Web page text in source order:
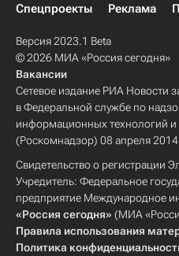
Спецпроекты
Реклама
Версия 2023.1 Beta
© 2026 МИА «Россия сегодня»
Вакансии
Сетевое издание РИА Новости
в Федеральной службе по
информационных технологий
(Роскомнадзор) 08 апреля 2014
Свидетельство о
Учредитель: Федеральное
предприятие Международное
«Россия сегодня» (МИА
Правила использования
Политика